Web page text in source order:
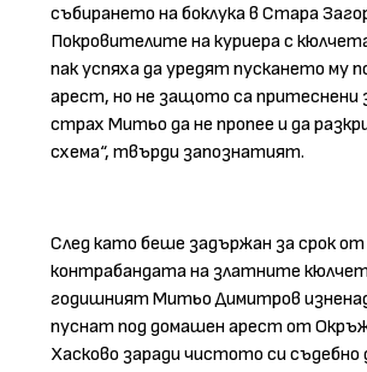
събирането на боклука в Стара
Покровителите на куриера с
пак успяха да уредят пускането му
арест, но не защото са притеснени
страх Митьо да не пропее и да
схема“, твърди запознатият.
След като беше задържан за срок от
контрабандата на златните
годишният Митьо Димитров
пуснат под домашен арест от
Хасково заради чистото си съдебно